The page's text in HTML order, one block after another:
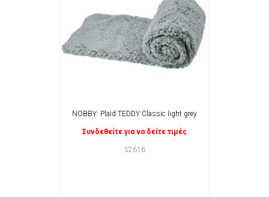
NOBBY: Plaid TEDDY Classic light grey
Συνδεθείτε για να δείτε τιμές
52616